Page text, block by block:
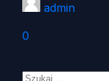
admin
0